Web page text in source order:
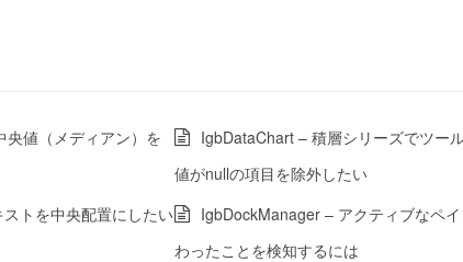
値（メディアン）を
IgbDataChart – 積層シリーズでツー
値がnullの項目を除外したい
トを中央配置にしたい
IgbDockManager – アクティブなペ
わったことを検知するには